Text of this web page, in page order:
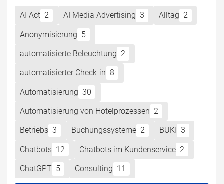
AI Act 2 AI Media Advertising 3 Alltag 2
Anonymisierung 5
automatisierte Beleuchtung 2
automatisierter Check-in 8
Automatisierung 30
Automatisierung von Hotelprozessen 2
Betriebs 3 Buchungssysteme 2 BUKI 3
Chatbots 12 Chatbots im Kundenservice 2
ChatGPT 5 Consulting 11